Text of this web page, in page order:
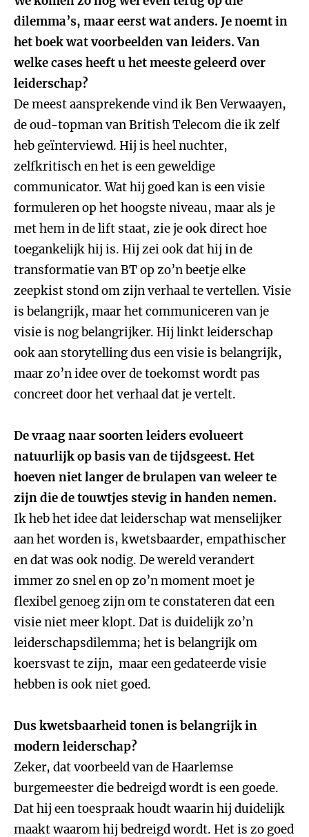
dilemma’s, maar eerst wat anders. Je noemt in
het boek wat voorbeelden van leiders. Van
welke cases heeft u het meeste geleerd over
leiderschap?
De meest aansprekende vind ik Ben Verwaayen,
de oud-topman van British Telecom die ik zelf
heb geïnterviewd. Hij is heel nuchter,
zelfkritisch en het is een geweldige
communicator. Wat hij goed kan is een visie
formuleren op het hoogste niveau, maar als je
met hem in de lift staat, zie je ook direct hoe
toegankelijk hij is. Hij zei ook dat hij in de
transformatie van BT op zo’n beetje elke
zeepkist stond om zijn verhaal te vertellen. Visie
is belangrijk, maar het communiceren van je
visie is nog belangrijker. Hij linkt leiderschap
ook aan storytelling dus een visie is belangrijk,
maar zo’n idee over de toekomst wordt pas
concreet door het verhaal dat je vertelt.
De vraag naar soorten leiders evolueert
natuurlijk op basis van de tijdsgeest. Het
hoeven niet langer de brulapen van weleer te
zijn die de touwtjes stevig in handen nemen.
Ik heb het idee dat leiderschap wat menselijker
aan het worden is, kwetsbaarder, empathischer
en dat was ook nodig. De wereld verandert
immer zo snel en op zo’n moment moet je
flexibel genoeg zijn om te constateren dat een
visie niet meer klopt. Dat is duidelijk zo’n
leiderschapsdilemma; het is belangrijk om
koersvast te zijn, maar een gedateerde visie
hebben is ook niet goed.
Dus kwetsbaarheid tonen is belangrijk in
modern leiderschap?
Zeker, dat voorbeeld van de Haarlemse
burgemeester die bedreigd wordt is een goede.
Dat hij een toespraak houdt waarin hij duidelijk
maakt waarom hij bedreigd wordt. Het is zo goed